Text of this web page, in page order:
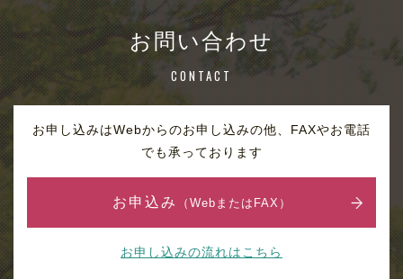
お問い合わせ
CONTACT
お申し込みはWebからのお申し込みの他、FAXやお電話
でも承っております
お申込み （WebまたはFAX）
お申し込みの流れはこちら